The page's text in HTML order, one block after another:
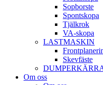
Sop­borste
Spont­skopa
Tjäl­krok
VA­-skopa
LAST­MASKIN
Skev­fäste
Om oss